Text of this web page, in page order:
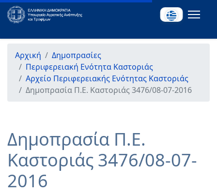
Αρχική
Δημοπρασίες
Περιφερειακή Ενότητα Καστοριάς
Αρχείο Περιφερειακής Ενότητας Καστοριάς
Δημοπρασία Π.Ε. Καστοριάς 3476/08-07-2016
Δημοπρασία Π.Ε.
Καστοριάς 3476/08-07-
2016